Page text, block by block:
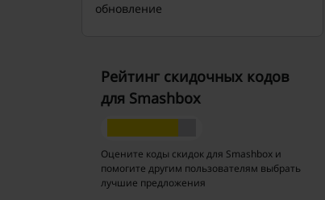
обновление
Рейтинг скидочных кодов
для Smashbox
Оцените коды скидок для Smashbox и
помогите другим пользователям выбрать
лучшие предложения